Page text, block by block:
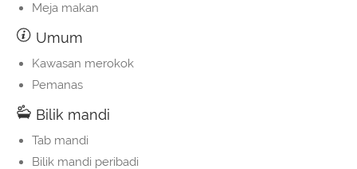
Meja makan
Umum
Kawasan merokok
Pemanas
Bilik mandi
Tab mandi
Bilik mandi peribadi